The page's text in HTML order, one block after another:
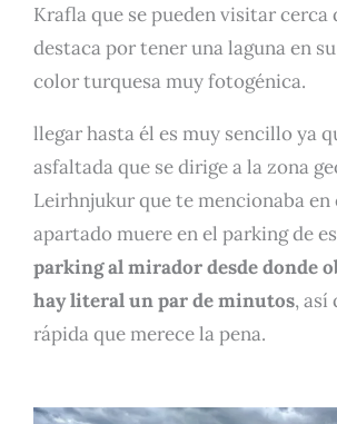
Krafla que se pueden visitar cerca
destaca por tener una laguna en
color turquesa muy fotogénica.
llegar hasta él es muy sencillo ya
asfaltada que se dirige a la zona
Leirhnjukur que te mencionaba
apartado muere en el parking de
parking al mirador desde donde
hay literal un par de minutos, así
rápida que merece la pena.